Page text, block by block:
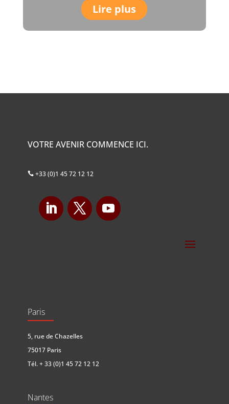
Lire plus
VOTRE AVENIR COMMENCE ICI.
+33 (0)1 45 72 12 12
Paris
5, rue de Chazelles
75017 Paris
Tél.+ 33 (0)1 45 72 12 12
Nantes